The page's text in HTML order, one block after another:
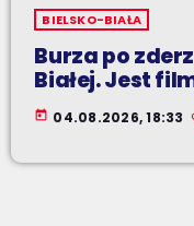
BIELSKO-BIAŁA
Burza po
Białej. Jest
today 04.08.2026, 18:33